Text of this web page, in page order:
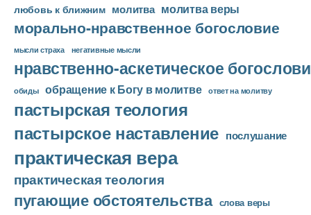
любовь к ближним молитва молитва веры
морально-нравственное богословие
мысли страха негативные мысли
нравственно-аскетическое
обиды обращение к Богу в молитве ответ на молитву
пастырская теология
пастырское наставление послушание
практическая вера
практическая теология
пугающие обстоятельства слова веры